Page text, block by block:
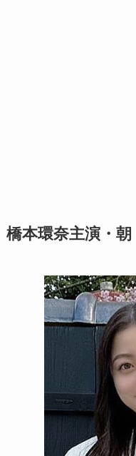
橋本環奈主演・